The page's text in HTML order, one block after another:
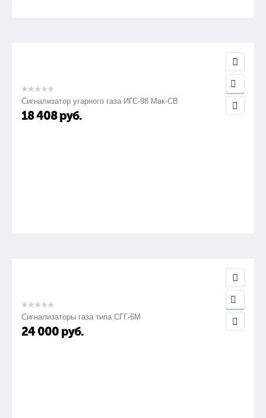
Сигнализатор угарного газа ИГС-98 Мак-СВ
18 408 руб.
Сигнализаторы газа типа СГГ-6М
24 000 руб.